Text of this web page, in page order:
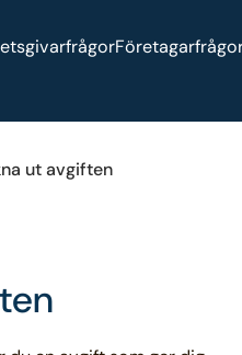
ut avgiften